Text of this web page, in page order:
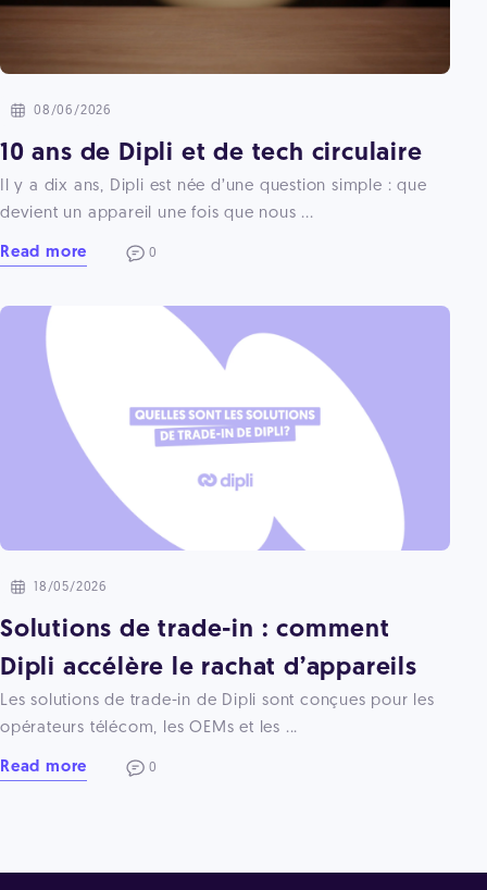
08/06/2026
10 ans de Dipli et de tech circulaire
Il y a dix ans, Dipli est née d’une question simple : que
devient un appareil une fois que nous ...
Read more 0
18/05/2026
Solutions de trade-in : comment
Dipli accélère le rachat d’appareils
Les solutions de trade-in de Dipli sont conçues pour les
opérateurs télécom, les OEMs et les ...
Read more 0